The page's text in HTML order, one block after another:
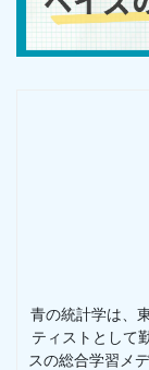
青の統計学は、
ティストとして
スの総合学習メ